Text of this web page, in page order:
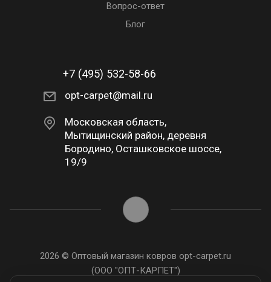
Вопрос-ответ
Блог
+7 (495) 532-58-66
opt-carpet@mail.ru
Московская область,
Мытищинский район, деревня
Бородино, Осташковское шоссе,
19/9
2026 © Оптовый магазин ковров opt-carpet.ru
(ООО "ОПТ-КАРПЕТ")